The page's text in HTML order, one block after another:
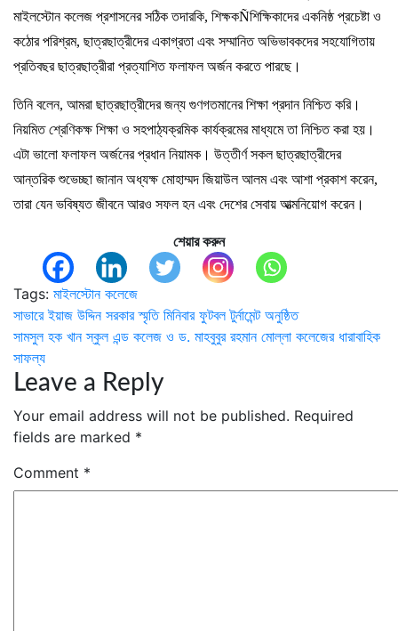
মাইলস্টোন কলেজ প্রশাসনের সঠিক তদারকি, শিক্ষকÑশিক্ষিকাদের একনিষ্ঠ প্রচেষ্টা ও
কঠোর পরিশ্রম, ছাত্রছাত্রীদের একাগ্রতা এবং সম্মানিত অভিভাবকদের সহযোগিতায়
প্রতিবছর ছাত্রছাত্রীরা প্রত্যাশিত ফলাফল অর্জন করতে পারছে।
তিনি বলেন, আমরা ছাত্রছাত্রীদের জন্য গুণগতমানের শিক্ষা প্রদান নিশ্চিত করি।
নিয়মিত শ্রেণিকক্ষ শিক্ষা ও সহপাঠ্যক্রমিক কার্যক্রমের মাধ্যমে তা নিশ্চিত করা হয়।
এটা ভালো ফলাফল অর্জনের প্রধান নিয়ামক। উত্তীর্ণ সকল ছাত্রছাত্রীদের
আন্তরিক শুভেচ্ছা জানান অধ্যক্ষ মোহাম্মদ জিয়াউল আলম এবং আশা প্রকাশ করেন,
তারা যেন ভবিষ্যত জীবনে আরও সফল হন এবং দেশের সেবায় আত্মনিয়োগ করেন।
শেয়ার করুন
Tags: মাইলস্টোন কলেজে
Post
navigation
সাভারে ইয়াজ উদ্দিন সরকার স্মৃতি মিনিবার ফুটবল টুর্নামেন্ট অনুষ্ঠিত
সামসুল হক খান স্কুল এন্ড কলেজ ও ড. মাহবুবুর রহমান মোল্লা কলেজের ধারাবাহিক
সাফল্য
Leave a Reply
Your email address will not be published. Required
fields are marked *
Comment *